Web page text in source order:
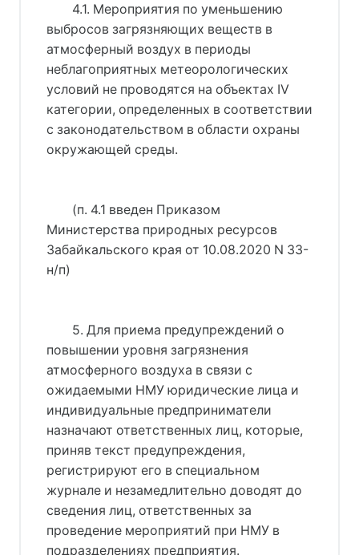
4.1. Мероприятия по уменьшению
выбросов загрязняющих веществ в
атмосферный воздух в периоды
неблагоприятных метеорологических
условий не проводятся на объектах IV
категории, определенных в соответствии
с законодательством в области охраны
окружающей среды.
(п. 4.1 введен Приказом
Министерства природных ресурсов
Забайкальского края от 10.08.2020 N 33-
н/п)
5. Для приема предупреждений о
повышении уровня загрязнения
атмосферного воздуха в связи с
ожидаемыми НМУ юридические лица и
индивидуальные предприниматели
назначают ответственных лиц, которые,
приняв текст предупреждения,
регистрируют его в специальном
журнале и незамедлительно доводят до
сведения лиц, ответственных за
проведение мероприятий при НМУ в
подразделениях предприятия.